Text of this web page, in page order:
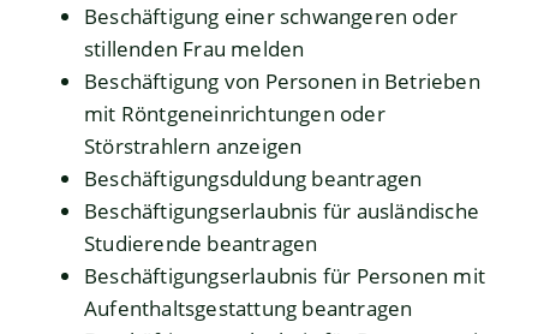
Beschäftigung einer schwangeren oder
stillenden Frau melden
Beschäftigung von Personen in Betrieben
mit Röntgeneinrichtungen oder
Störstrahlern anzeigen
Beschäftigungsduldung beantragen
Beschäftigungserlaubnis für ausländische
Studierende beantragen
Beschäftigungserlaubnis für Personen mit
Aufenthaltsgestattung beantragen